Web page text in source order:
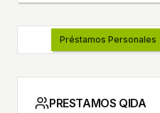
Préstamos Personales
PRESTAMOS QIDA